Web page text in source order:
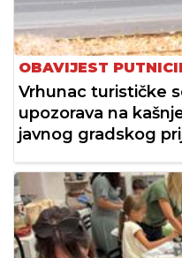
OBAVIJEST
Vrhunac turističke
upozorava na
javnog gradskog